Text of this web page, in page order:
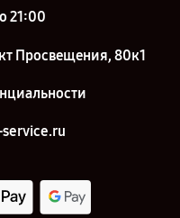
21:00
Просвещения, 80к1